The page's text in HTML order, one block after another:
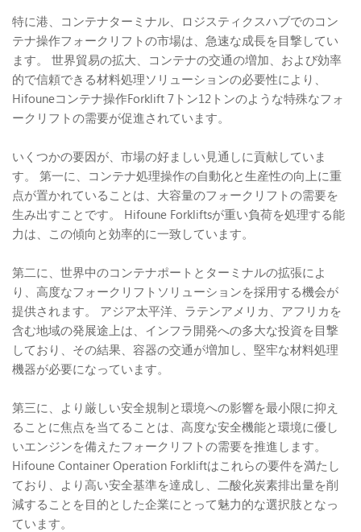
特に港、コンテナターミナル、ロジスティクスハブでのコン
テナ操作フォークリフトの市場は、急速な成長を目撃してい
ます。 世界貿易の拡大、コンテナの交通の増加、および効率
的で信頼できる材料処理ソリューションの必要性により、
Hifouneコンテナ操作Forklift 7トン12トンのような特殊なフォ
ークリフトの需要が促進されています。
いくつかの要因が、市場の好ましい見通しに貢献していま
す。 第一に、コンテナ処理操作の自動化と生産性の向上に重
点が置かれていることは、大容量のフォークリフトの需要を
生み出すことです。 Hifoune Forkliftsが重い負荷を処理する能
力は、この傾向と効率的に一致しています。
第二に、世界中のコンテナポートとターミナルの拡張によ
り、高度なフォークリフトソリューションを採用する機会が
提供されます。 アジア太平洋、ラテンアメリカ、アフリカを
含む地域の発展途上は、インフラ開発への多大な投資を目撃
しており、その結果、容器の交通が増加し、堅牢な材料処理
機器が必要になっています。
第三に、より厳しい安全規制と環境への影響を最小限に抑え
ることに焦点を当てることは、高度な安全機能と環境に優し
いエンジンを備えたフォークリフトの需要を推進します。
Hifoune Container Operation Forkliftはこれらの要件を満たし
ており、より高い安全基準を達成し、二酸化炭素排出量を削
減することを目的とした企業にとって魅力的な選択肢となっ
ています。